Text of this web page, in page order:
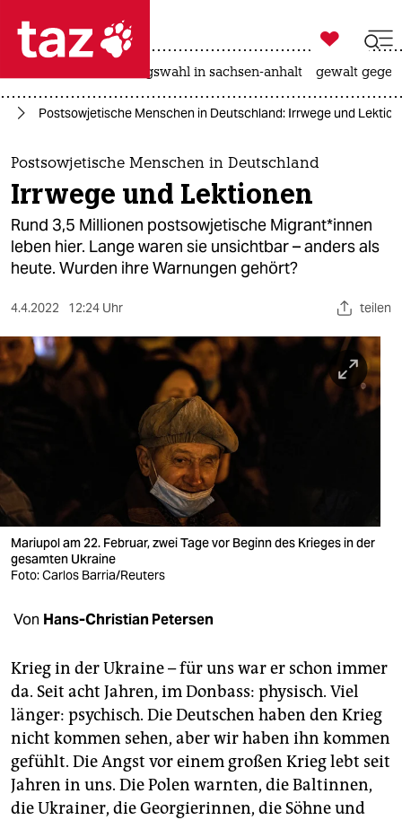
 taz zahl ich
taz zahl ich
themen
politik
öko
sport
wahrheit
verlag
verlag
shop
fragen & hilfe
unterstützen
abo
genossenschaft
epaper login

taz zahl ich
landtagswahl in sachsen-anhalt gewalt
Postsowjetische Menschen in Deutschland: Irrwege und
Postsowjetische Menschen in Deutschland
Irrwege und Lektionen
Rund 3,5 Millionen postsowjetische Mi­gran­t*in­nen
leben hier. Lange waren sie unsichtbar – anders als
heute. Wurden ihre Warnungen gehört?
4.4.2022 12:24 Uhr teilen
Mariupol am 22. Februar, zwei Tage vor Beginn des Krieges in der
gesamten Ukraine
Foto: Carlos Barria/Reuters
Von Hans-Christian Petersen
Krieg in der Ukraine – für uns war er schon immer
da. Seit acht Jahren, im Donbass: physisch. Viel
länger: psychisch. Die Deutschen haben den Krieg
nicht kommen sehen, aber wir haben ihn kommen
gefühlt. Die Angst vor einem großen Krieg lebt seit
Jahren in uns. Die Polen warnten, die Baltinnen,
die Ukrainer, die Georgierinnen, die Söhne und